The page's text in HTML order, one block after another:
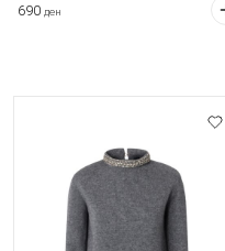
690 ден